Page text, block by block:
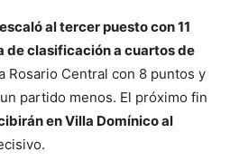
al tercer puesto con 11
de clasificación a cuartos de
Rosario Central con 8 puntos y
partido menos. El próximo fin
en Villa Domínico al